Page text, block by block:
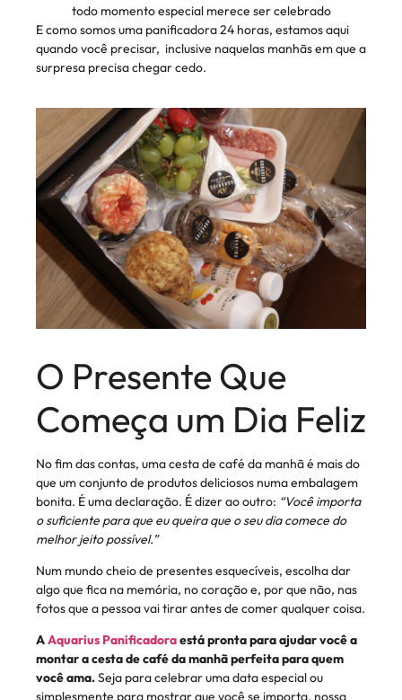
todo momento especial merece ser celebrado
E como somos uma panificadora 24 horas, estamos aqui
quando você precisar, inclusive naquelas manhãs em que a
surpresa precisa chegar cedo.
O Presente Que
Começa um Dia Feliz
No fim das contas, uma cesta de café da manhã é mais do
que um conjunto de produtos deliciosos numa embalagem
bonita. É uma declaração. É dizer ao outro: “Você importa
o suficiente para que eu queira que o seu dia comece do
melhor jeito possível.”
Num mundo cheio de presentes esquecíveis, escolha dar
algo que fica na memória, no coração e, por que não, nas
fotos que a pessoa vai tirar antes de comer qualquer coisa.
AAquarius Panificadoraestá pronta para ajudar você a
montar a cesta de café da manhã perfeita para quem
você ama.Seja para celebrar uma data especial ou
simplesmente para mostrar que você se importa, nossa